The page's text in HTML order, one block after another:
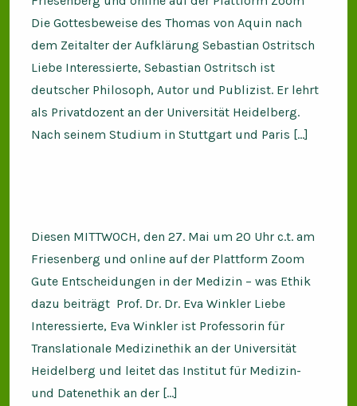
Die Gottesbeweise des Thomas von Aquin nach
dem Zeitalter der Aufklärung Sebastian Ostritsch
Liebe Interessierte, Sebastian Ostritsch ist
deutscher Philosoph, Autor und Publizist. Er lehrt
als Privatdozent an der Universität Heidelberg.
Nach seinem Studium in Stuttgart und Paris […]
Diesen MITTWOCH, den 27. Mai um 20 Uhr c.t. am
Friesenberg und online auf der Plattform Zoom
Gute Entscheidungen in der Medizin – was Ethik
dazu beiträgt Prof. Dr. Dr. Eva Winkler Liebe
Interessierte, Eva Winkler ist Professorin für
Translationale Medizinethik an der Universität
Heidelberg und leitet das Institut für Medizin-
und Datenethik an der […]